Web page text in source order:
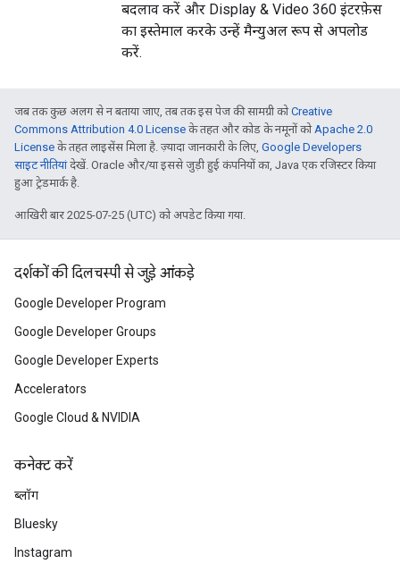
बदलाव करें और Display & Video 360 इंटरफ़ेस
का इस्तेमाल करके उन्हें मैन्युअल रूप से अपलोड
करें.
जब तक कुछ अलग से न बताया जाए, तब तक इस पेज की सामग्री कोCreative
Commons Attribution 4.0 License के तहत और कोड के नमूनों कोApache 2.0
License के तहत लाइसेंस मिला है. ज़्यादा जानकारी के लिए, Google Developers
साइट नीतियांदेखें. Oracle और/या इससे जुड़ी हुई कंपनियों का, Java एक रजिस्टर किया
हुआ ट्रेडमार्क है.
आखिरी बार 2025-07-25 (UTC) को अपडेट किया गया.
दर्शकों की दिलचस्पी से जुड़े आंकड़े
Google Developer Program
Google Developer Groups
Google Developer Experts
Accelerators
Google Cloud & NVIDIA
कनेक्ट करें
ब्लॉग
Bluesky
Instagram